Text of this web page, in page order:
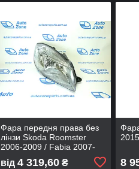
Фара передня права без
лінзи Skoda Roomster
2006-2009 / Fabia 2007-
2009 5J1941018 - DEPO
від 4 319,60₴ 8